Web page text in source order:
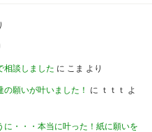
相談しました に こま より
願いが叶いました！ に ｔｔｔ よ
・・・本当に叶った！紙に願いを